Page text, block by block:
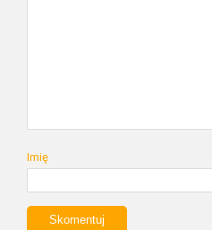
Imię